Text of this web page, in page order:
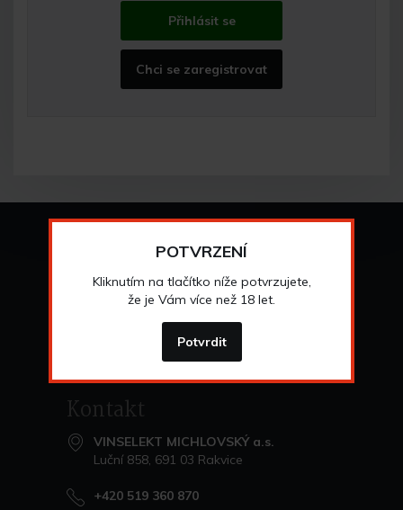
Přihlásit se
Chci se zaregistrovat
Vše o nákupu
Všeobecné obchodní podmínky
>
Možnosti osobníhoodběru
>
>
smlouvy
>
Kontakt
VINSELEKT MICHLOVSKÝ a.s.
Luční 858, 691 03 Rakvice
+420 519 360 870
POTVRZENÍ
Kliknutím na tlačítko níže potvrzujete,
že je Vám více než 18 let.
Potvrdit